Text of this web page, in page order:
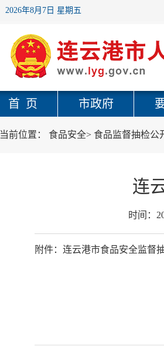
2026年8月7日 星期五
首 页 市政府
当前位置： 食品安全> 食品监督抽检公
连
时间：
附件：连云港市食品安全监督